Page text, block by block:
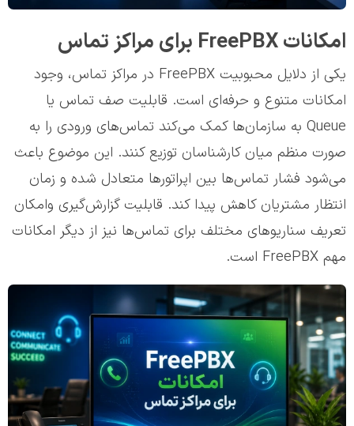
امکانات FreePBX برای مراکز تماس
یکی از دلایل محبوبیت FreePBX در مراکز تماس، وجود
امکانات متنوع و حرفه‌ای است. قابلیت صف تماس یا
Queue به سازمان‌ها کمک می‌کند تماس‌های ورودی را به
صورت منظم میان کارشناسان توزیع کنند. این موضوع باعث
می‌شود فشار تماس‌ها بین اپراتورها متعادل شده و زمان
انتظار مشتریان کاهش پیدا کند. قابلیت گزارش‌گیری وامکان
تعریف سناریوهای مختلف برای تماس‌ها نیز از دیگر امکانات
مهم FreePBX است.